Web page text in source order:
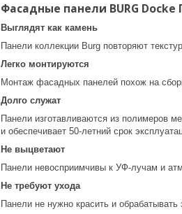
Фасадные панели BURG
Выглядят как камень
Панели коллекции Burg повторяют
Легко монтируются
Монтаж фасадных панелей похож на
Долго служат
Панели изготавливаются из полимеров
и обеспечивает 50-летний срок
Не выцветают
Панели невосприимчивы к УФ-лучам и
Не требуют ухода
Панели не нужно красить и